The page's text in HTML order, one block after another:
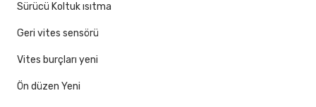
Sürücü Koltuk ısıtma
Geri vites sensörü
Vites burçları yeni
Ön düzen Yeni